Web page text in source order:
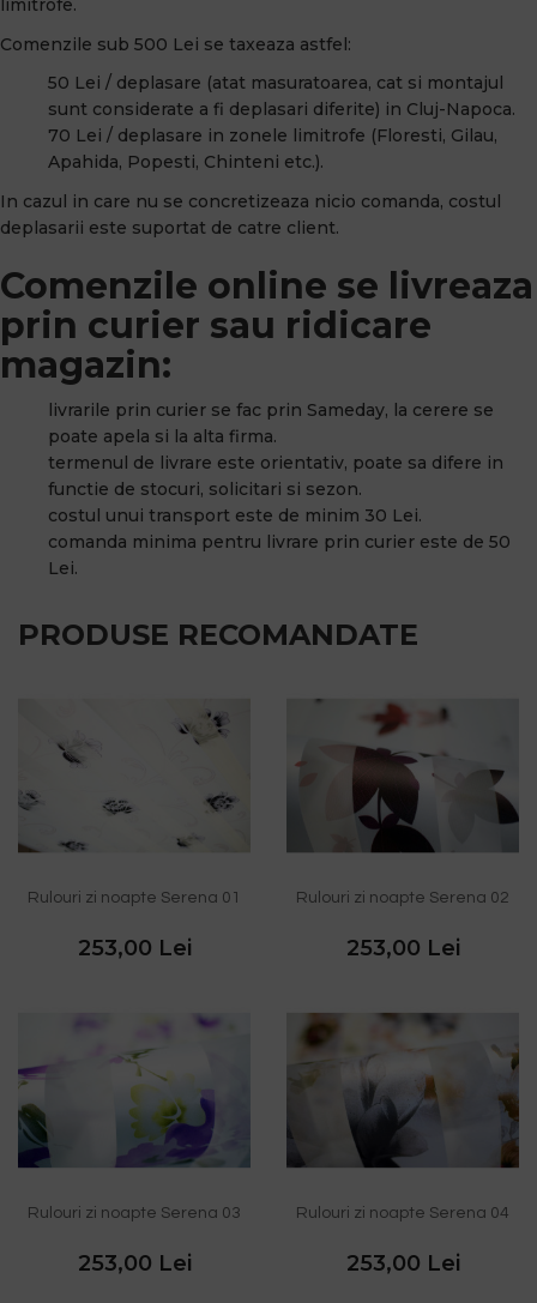
limitrofe.
Comenzile sub 500 Lei se taxeaza astfel:
50 Lei / deplasare (atat masuratoarea, cat si montajul
sunt considerate a fi deplasari diferite) in Cluj-Napoca.
70 Lei / deplasare in zonele limitrofe (Floresti, Gilau,
Apahida, Popesti, Chinteni etc.).
In cazul in care nu se concretizeaza nicio comanda, costul
deplasarii este suportat de catre client.
Comenzile online se livreaza
prin curier sau ridicare
magazin:
livrarile prin curier se fac prin Sameday, la cerere se
poate apela si la alta firma.
termenul de livrare este orientativ, poate sa difere in
functie de stocuri, solicitari si sezon.
costul unui transport este de minim 30 Lei.
comanda minima pentru livrare prin curier este de 50
Lei.
PRODUSE RECOMANDATE
Rulouri zi noapte Serena 01
253,00 Lei
Rulouri zi noapte Serena 02
253,00 Lei
Rulouri zi noapte Serena 03
253,00 Lei
Rulouri zi noapte Serena 04
253,00 Lei